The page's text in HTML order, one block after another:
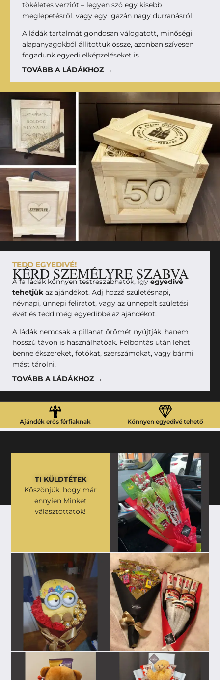
tökéletes verziót – legyen szó egy kisebb
meglepetésről, vagy egy igazán nagy durranásról!
A ládák tartalmát gondosan válogatott, minőségi
alapanyagokból állítottuk össze, azonban szívesen
fogadunk egyedi elképzeléseket is.
TOVÁBB A LÁDÁKHOZ →
TEDD EGYEDIVÉ!
KÉRD SZEMÉLYRE SZABVA
A fa ládák könnyen testreszabhatók, ígyegyedivé
tehetjük az ajándékot. Adj hozzá születésnapi,
névnapi, ünnepi feliratot, vagy az ünnepelt születési
évét és tedd még egyedibbé az ajándékot.
A ládák nemcsak a pillanat örömét nyújtják, hanem
hosszú távon is használhatóak. Felbontás után lehet
benne ékszereket, fotókat, szerszámokat, vagy bármi
mást tárolni.
TOVÁBB A LÁDÁKHOZ →
Ajándék erős férfiaknak Könnyen egyedivé tehető
TI KÜLDTÉTEK
Köszönjük, hogy már
ennyien Minket
választottatok!